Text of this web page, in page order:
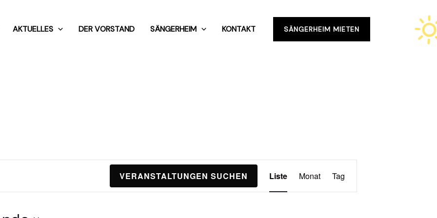
AKTUELLES DER VORSTAND SÄNGERHEIM KONTAKT SÄNGERHEIM MIETEN
VERANSTALTUNGEN SUCHEN
Ansichten-
Navigation
Liste Monat Tag